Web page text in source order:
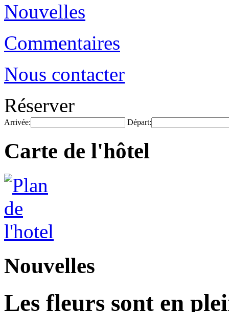
Nouvelles
Commentaires
Nous contacter
Réserver
Arrivée: Départ:
Carte de l'hôtel
Nouvelles
Les fleurs sont en